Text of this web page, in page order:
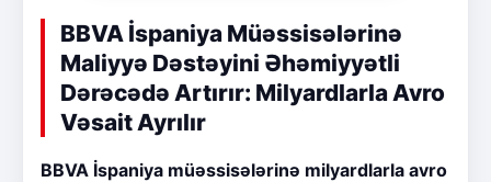
BBVA İspaniya Müəssisələrinə
Maliyyə Dəstəyini Əhəmiyyətli
Dərəcədə Artırır: Milyardlarla Avro
Vəsait Ayrılır
BBVA İspaniya müəssisələrinə milyardlarla avro